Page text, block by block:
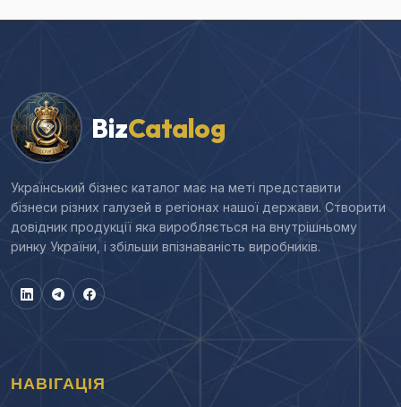
BizCatalog
Український бізнес каталог має на меті представити
бізнеси різних галузей в регіонах нашої держави. Створити
довідник продукції яка виробляється на внутрішньому
ринку України, і збільши впізнаваність виробників.
НАВІГАЦІЯ